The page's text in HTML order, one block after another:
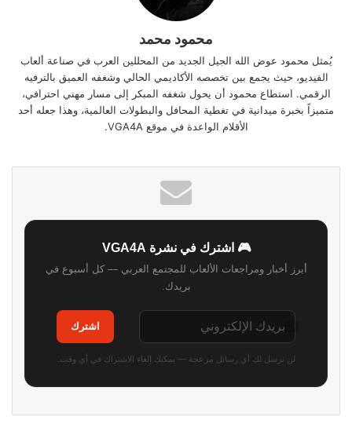
محمود محمد
يُمثل محمود عوض الله الجيل الجديد من المحللين العرب في صناعة ألعاب
الفيديو، حيث يجمع بين تخصصه الأكاديمي الحالي وشغفه العميق بالترفيه
الرقمي. استطاع محمود أن يحول شغفه المبكر إلى مسار مهني احترافي،
متميزاً بخبرة ميدانية في تغطية المحافل والبطولات العالمية، وهذا جعله أحد
الأقلام الواعدة في موقع VGA4A.
🎮 اشترك في نشرة VGA4A
أبرز أخبار ومراجعات الألعاب للمجتمع العربي — كل أسبوع في
بريدك.
اشترك
لن نرسل لك أي رسائل مزعجة — يمكنك إلغاء الاشتراك في أي وقت.